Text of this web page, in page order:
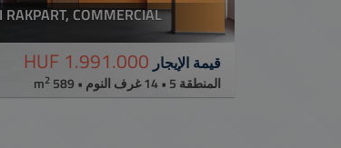
RAKPART, COMMERCIAL
قيمة الإيجار 1.991.000 HUF
المنطقة 5 • 14 غرف النوم • 589 m 2